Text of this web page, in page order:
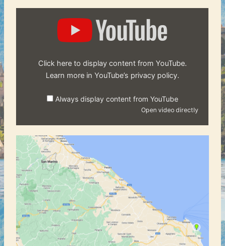
Display
Click here to display content from YouTube.
Learn more in YouTube’s privacy policy.
Always display content from YouTube
Open video directly